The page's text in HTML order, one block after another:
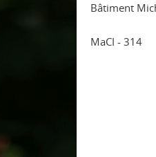
Bâtiment
MaCI - 314